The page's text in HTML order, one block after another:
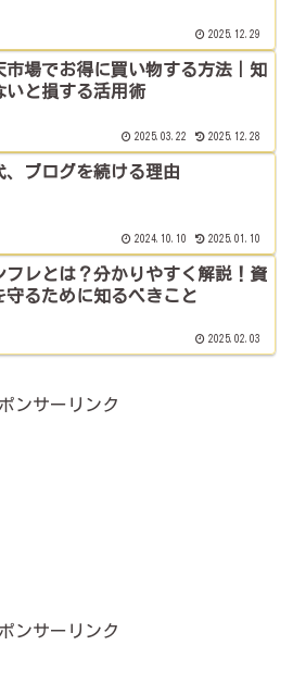
2025.12.29
市場でお得に買い物する方法｜知
いと損する活用術
2025.03.22 2025.12.28
、ブログを続ける理由
2024.10.10 2025.01.10
フレとは？分かりやすく解説！資
守るために知るべきこと
2025.02.03
ンサーリンク
ンサーリンク